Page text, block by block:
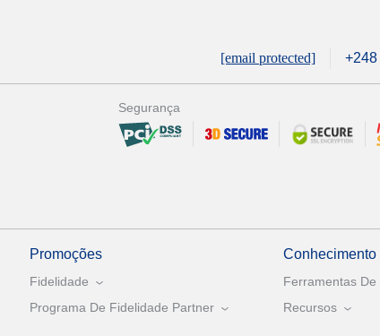
[email protected]
Segurança
Promoções
Fidelidade
Programa De Fidelidade Partner
Conhecimento
Ferramentas De
Recursos